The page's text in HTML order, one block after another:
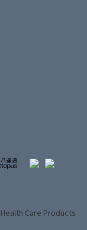
Care Products